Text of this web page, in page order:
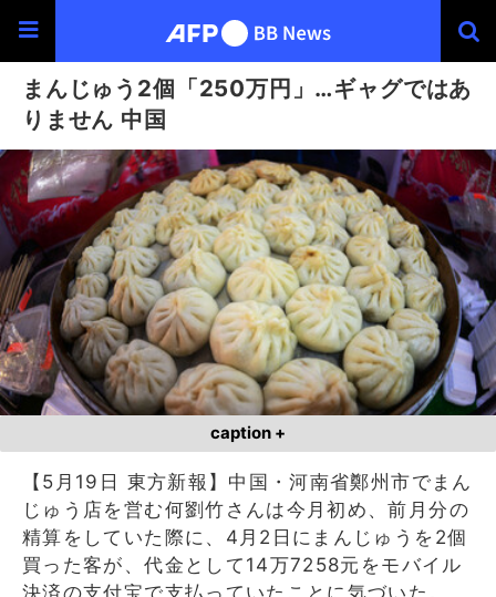
まんじゅう2個「250万円」…ギャグではあ
りません 中国
caption +
【5月19日 東方新報】中国・河南省鄭州市でまん
じゅう店を営む何劉竹さんは今月初め、前月分の
精算をしていた際に、4月2日にまんじゅうを2個
買った客が、代金として14万7258元をモバイル
決済の支付宝で支払っていたことに気づいた。